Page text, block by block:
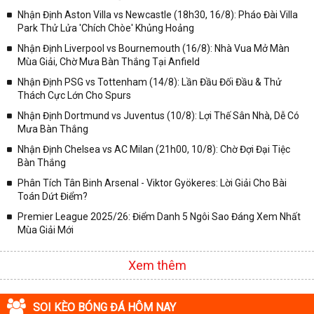
✓ Giải bóng Cúp C1 Châu Âu;
✓ Giải VĐQG Tây Ban Nha;
✓ VĐQG Đức;
✓ VĐQG Pháp;
✓ Liên Đoàn Anh;
✓ U23 Châu Á;
✓ Euro 2020;
✓ VLWC KV Châu Á;
✓ Các giải đấu bóng đá khác.
Vì vậy, đồng hành cùng với chuyên trang
Nhận Định Aston Villa vs Newcastle (18h30, 16/8): Pháo Đài Villa
Park Thử Lửa 'Chích Chòe' Khủng Hoảng
Nhận Định Liverpool vs Bournemouth (16/8): Nhà Vua Mở Màn
Mùa Giải, Chờ Mưa Bàn Thắng Tại Anfield
Nhận Định PSG vs Tottenham (14/8): Lần Đầu Đối Đầu & Thử
Thách Cực Lớn Cho Spurs
Nhận Định Dortmund vs Juventus (10/8): Lợi Thế Sân Nhà, Dễ Có
Mưa Bàn Thắng
Nhận Định Chelsea vs AC Milan (21h00, 10/8): Chờ Đợi Đại Tiệc
Bàn Thắng
Phân Tích Tân Binh Arsenal - Viktor Gyökeres: Lời Giải Cho Bài
Toán Dứt Điểm?
Premier League 2025/26: Điểm Danh 5 Ngôi Sao Đáng Xem Nhất
Mùa Giải Mới
Xem thêm
SOI KÈO BÓNG ĐÁ HÔM NAY